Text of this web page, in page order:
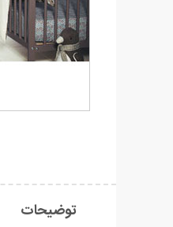
توضیحات